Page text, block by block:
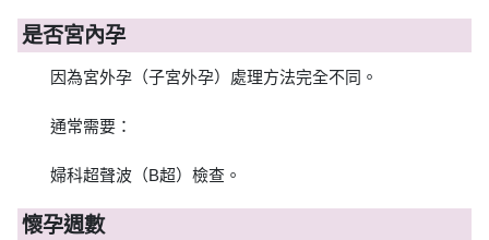
是否宮內孕
因為宮外孕（子宮外孕）處理方法完全不同。
通常需要：
婦科超聲波（B超）檢查。
懷孕週數